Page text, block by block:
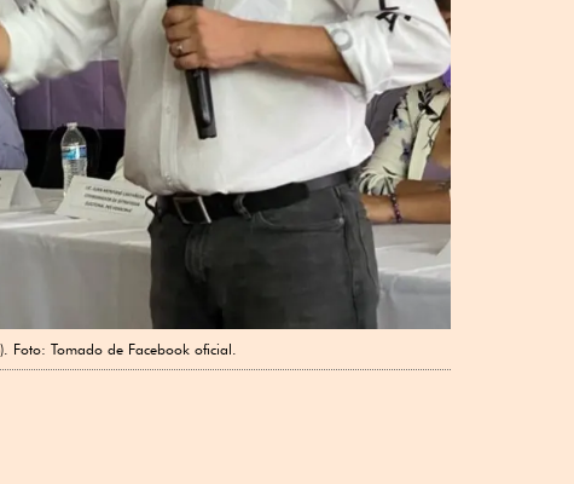
Foto: Tomado de Facebook oficial.